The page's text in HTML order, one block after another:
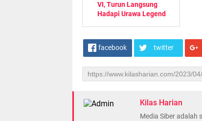
VI, Turun Langsung
Hadapi Urawa Legend
facebook twitter
Kilas Harian
Media Siber adalah